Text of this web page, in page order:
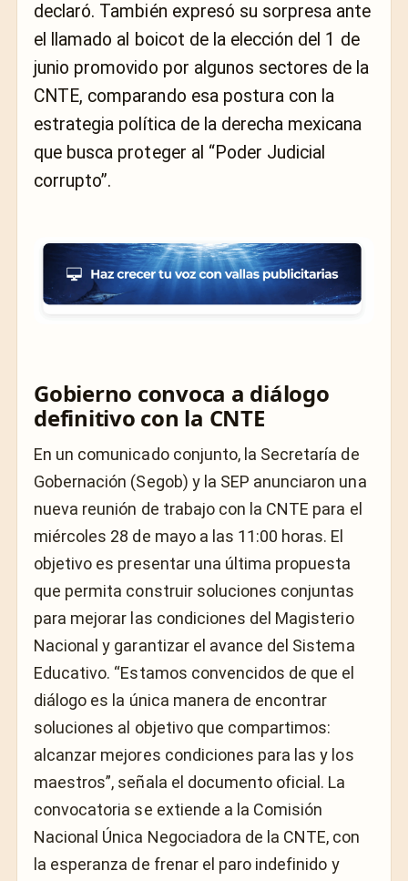
declaró. También expresó su sorpresa ante
el llamado al boicot de la elección del 1 de
junio promovido por algunos sectores de la
CNTE, comparando esa postura con la
estrategia política de la derecha mexicana
que busca proteger al “Poder Judicial
corrupto”.
Gobierno convoca a diálogo
definitivo con la CNTE
En un comunicado conjunto, la Secretaría de
Gobernación (Segob) y la SEP anunciaron una
nueva reunión de trabajo con la CNTE para el
miércoles 28 de mayo a las 11:00 horas. El
objetivo es presentar una última propuesta
que permita construir soluciones conjuntas
para mejorar las condiciones del Magisterio
Nacional y garantizar el avance del Sistema
Educativo. “Estamos convencidos de que el
diálogo es la única manera de encontrar
soluciones al objetivo que compartimos:
alcanzar mejores condiciones para las y los
maestros”, señala el documento oficial. La
convocatoria se extiende a la Comisión
Nacional Única Negociadora de la CNTE, con
la esperanza de frenar el paro indefinido y